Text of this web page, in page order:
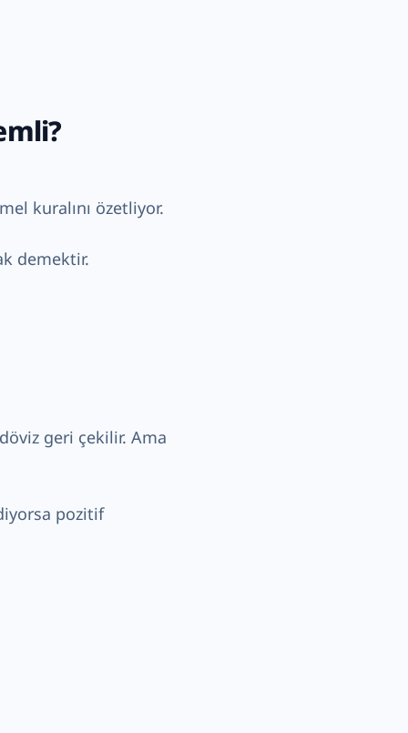
kuralını özetliyor.
demektir.
geri çekilir. Ama
pozitif